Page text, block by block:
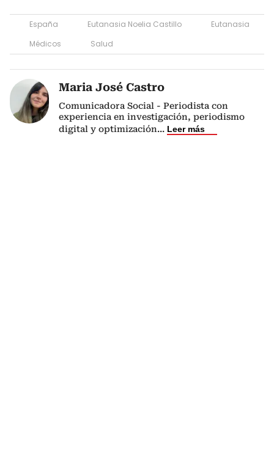
España Eutanasia Noelia Castillo
Eutanasia
Médicos
Salud
Maria José Castro
Comunicadora Social - Periodista con
experiencia en investigación, periodismo
digital y optimización... Leer más